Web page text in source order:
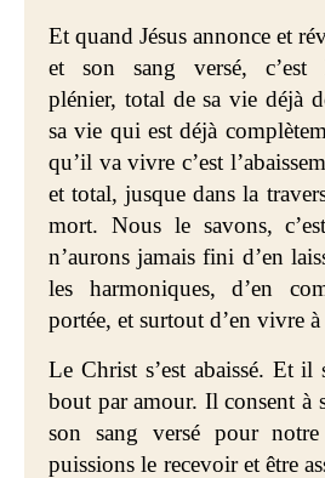
Et quand Jésus annonce et
et son sang versé, c’est
plénier, total de sa vie déjà
sa vie qui est déjà
qu’il va vivre c’est
et total, jusque dans la
mort. Nous le savons,
n’aurons jamais fini d’en
les harmoniques, d’en
portée, et surtout d’en vivre
Le Christ s’est abaissé. Et il
bout par amour. Il consent à
son sang versé pour
puissions le recevoir et être